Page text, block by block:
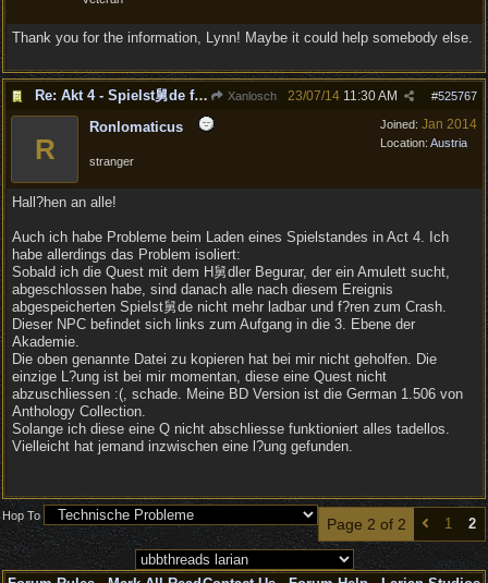
Thank you for the information, Lynn! Maybe it could help somebody else.
Re: Akt 4 - Spielst舅de f?ren zum Spielabsturz Xanlosch #525767
23/07/14 11:30 AM
Joined: Jan 2014
Location: Austria
R
Ronlomaticus
stranger
Hall?hen an alle!
Auch ich habe Probleme beim Laden eines Spielstandes in Act 4. Ich
habe allerdings das Problem isoliert:
Sobald ich die Quest mit dem H舅dler Begurar, der ein Amulett sucht,
abgeschlossen habe, sind danach alle nach diesem Ereignis
abgespeicherten Spielst舅de nicht mehr ladbar und f?ren zum Crash.
Dieser NPC befindet sich links zum Aufgang in die 3. Ebene der
Akademie.
Die oben genannte Datei zu kopieren hat bei mir nicht geholfen. Die
einzige L?ung ist bei mir momentan, diese eine Quest nicht
abzuschliessen :(, schade. Meine BD Version ist die German 1.506 von
Anthology Collection.
Solange ich diese eine Q nicht abschliesse funktioniert alles tadellos.
Vielleicht hat jemand inzwischen eine l?ung gefunden.
Page 2 of 2 1 2
Hop To